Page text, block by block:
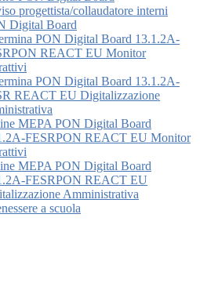
progettista/collaudatore interni
Digital Board
PON Digital Board 13.1.2A-
REACT EU Monitor
PON Digital Board 13.1.2A-
REACT EU Digitalizzazione
MEPA PON Digital Board
FESRPON REACT EU Monitor
MEPA PON Digital Board
FESRPON REACT EU
Amministrativa
a scuola